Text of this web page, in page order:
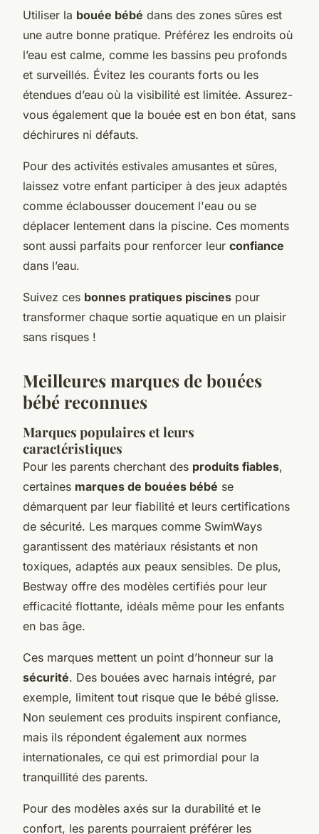
Utiliser la bouée bébé dans des zones sûres est
une autre bonne pratique. Préférez les endroits où
l’eau est calme, comme les bassins peu profonds
et surveillés. Évitez les courants forts ou les
étendues d’eau où la visibilité est limitée. Assurez-
vous également que la bouée est en bon état, sans
déchirures ni défauts.
Pour des activités estivales amusantes et sûres,
laissez votre enfant participer à des jeux adaptés
comme éclabousser doucement l'eau ou se
déplacer lentement dans la piscine. Ces moments
sont aussi parfaits pour renforcer leur confiance
dans l’eau.
Suivez ces bonnes pratiques piscines pour
transformer chaque sortie aquatique en un plaisir
sans risques !
Meilleures marques de bouées
bébé reconnues
Marques populaires et leurs
caractéristiques
Pour les parents cherchant des produits fiables,
certaines marques de bouées bébé se
démarquent par leur fiabilité et leurs certifications
de sécurité. Les marques comme SwimWays
garantissent des matériaux résistants et non
toxiques, adaptés aux peaux sensibles. De plus,
Bestway offre des modèles certifiés pour leur
efficacité flottante, idéals même pour les enfants
en bas âge.
Ces marques mettent un point d’honneur sur la
sécurité. Des bouées avec harnais intégré, par
exemple, limitent tout risque que le bébé glisse.
Non seulement ces produits inspirent confiance,
mais ils répondent également aux normes
internationales, ce qui est primordial pour la
tranquillité des parents.
Pour des modèles axés sur la durabilité et le
confort, les parents pourraient préférer les